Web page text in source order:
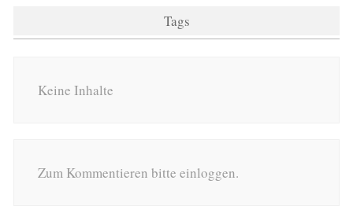
Tags
Keine Inhalte
Zum Kommentieren bitte einloggen.